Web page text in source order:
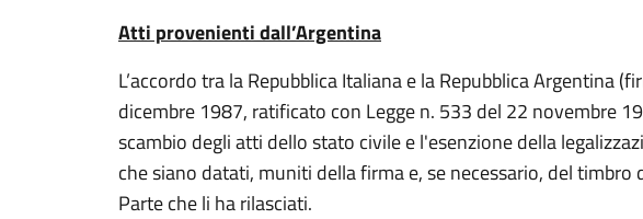
Atti provenienti dall’Argentina
L’accordo tra la Repubblica Italiana e la Repubblica Argentina
dicembre 1987, ratificato con Legge n. 533 del 22 novembre
scambio degli atti dello stato civile e l'esenzione della
che siano datati, muniti della firma e, se necessario, del timbro
Parte che li ha rilasciati.